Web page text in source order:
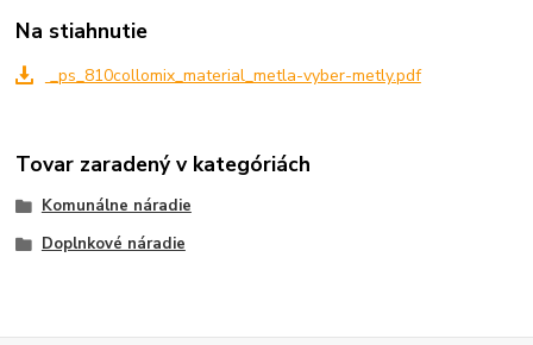
Na stiahnutie
_ps_810collomix_material_metla-vyber-metly.pdf
Tovar zaradený v kategóriách
Komunálne náradie
Doplnkové náradie